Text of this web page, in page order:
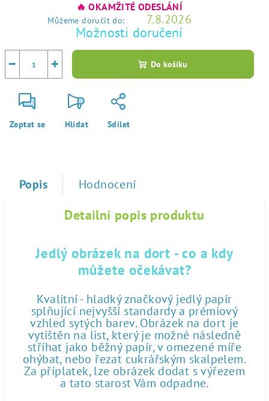
🔥 OKAMŽITÉ ODESLÁNÍ
Můžeme doručit do: 7.8.2026
Možnosti doručení
+
− Do košíku
Zeptat se Hlídat Sdílet
Popis Hodnocení
Detailní popis produktu
Jedlý obrázek na dort - co a kdy
můžete očekávat?
Kvalitní - hladký značkový jedlý papír
splňující nejvyšší standardy a prémiový
vzhled sytých barev. Obrázek na dort je
vytištěn na list, který je možné následně
stříhat jako běžný papír, v omezené míře
ohýbat, nebo řezat cukrářským skalpelem.
Za příplatek, lze obrázek dodat s výřezem
a tato starost Vám odpadne.